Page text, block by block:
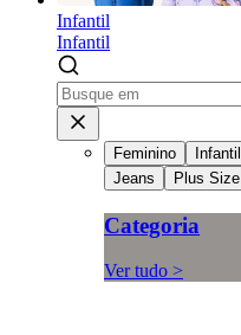
Infantil
Infantil
Feminino Infantil
Jeans
Plus Size
Categoria
Ver tudo >